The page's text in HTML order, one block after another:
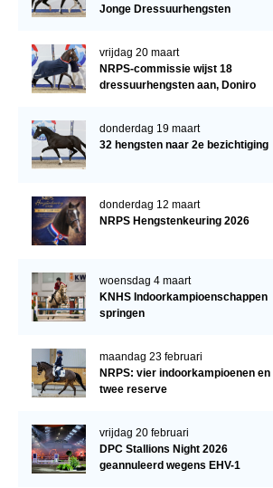
Jonge Dressuurhengsten
vrijdag 20 maart
NRPS-commissie wijst 18
dressuurhengsten aan, Doniro
donderdag 19 maart
32 hengsten naar 2e bezichtiging
donderdag 12 maart
NRPS Hengstenkeuring 2026
woensdag 4 maart
KNHS Indoorkampioenschappen
springen
maandag 23 februari
NRPS: vier indoorkampioenen en
twee reserve
vrijdag 20 februari
DPC Stallions Night 2026
geannuleerd wegens EHV-1